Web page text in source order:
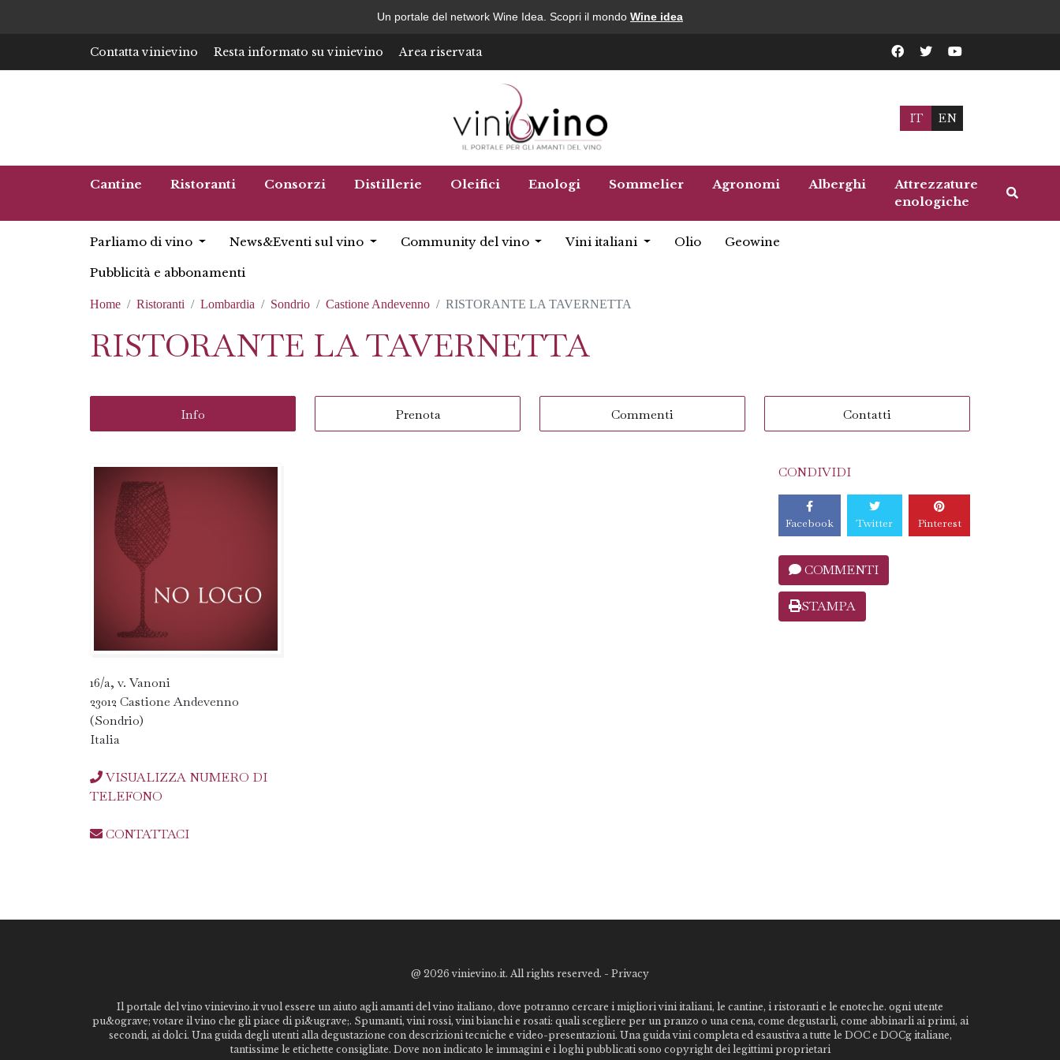
Un portale del network Wine Idea. Scopri il mondo Wine idea
Contatta vinievino Resta informato su vinievino Area riservata
IT EN
Cantine Ristoranti Consorzi Distillerie Oleifici Enologi Sommelier Agronomi Alberghi
Attrezzature
enologiche
Parliamo di vino News&Eventi sul vino Community del vino Vini italiani Olio Geowine
Pubblicità e abbonamenti
Home Ristoranti Lombardia Sondrio Castione Andevenno RISTORANTE LA TAVERNETTA
RISTORANTE LA TAVERNETTA
Info Prenota Commenti Contatti
16/a, v. Vanoni
23012 Castione Andevenno
(Sondrio)
Italia
VISUALIZZA NUMERO DI
TELEFONO
CONTATTACI
CONDIVIDI
Facebook Twitter Pinterest
COMMENTI
STAMPA
@ 2026 vinievino.it. All rights reserved. - Privacy
Il portale del vino vinievino.it vuol essere un aiuto agli amanti del vino italiano, dove potranno cercare i migliori vini italiani, le cantine, i ristoranti e le enoteche. ogni utente
pu&ograve; votare il vino che gli piace di pi&ugrave;. Spumanti, vini rossi, vini bianchi e rosati: quali scegliere per un pranzo o una cena, come degustarli, come abbinarli ai primi, ai
secondi, ai dolci. Una guida degli utenti alla degustazione con descrizioni tecniche e video-presentazioni. Una guida vini completa ed esaustiva a tutte le DOC e DOCg italiane,
tantissime le etichette consigliate. Dove non indicato le immagini e i loghi pubblicati sono copyright dei legittimi proprietari